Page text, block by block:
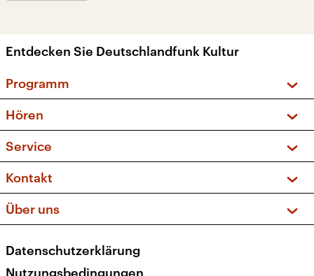
Entdecken Sie Deutschlandfunk Kultur
Programm
Sendungen und Podcasts
Musikliste
Kakadu – Das Kinderprogramm
Hören
Frequenzen (UKW + DAB+)
Service
FAQ
Apps
Newsletter
Veranstaltungen
Kontakt
Social Media
Über uns
Presse
Datenschutzerklärung
Nutzungsbedingungen